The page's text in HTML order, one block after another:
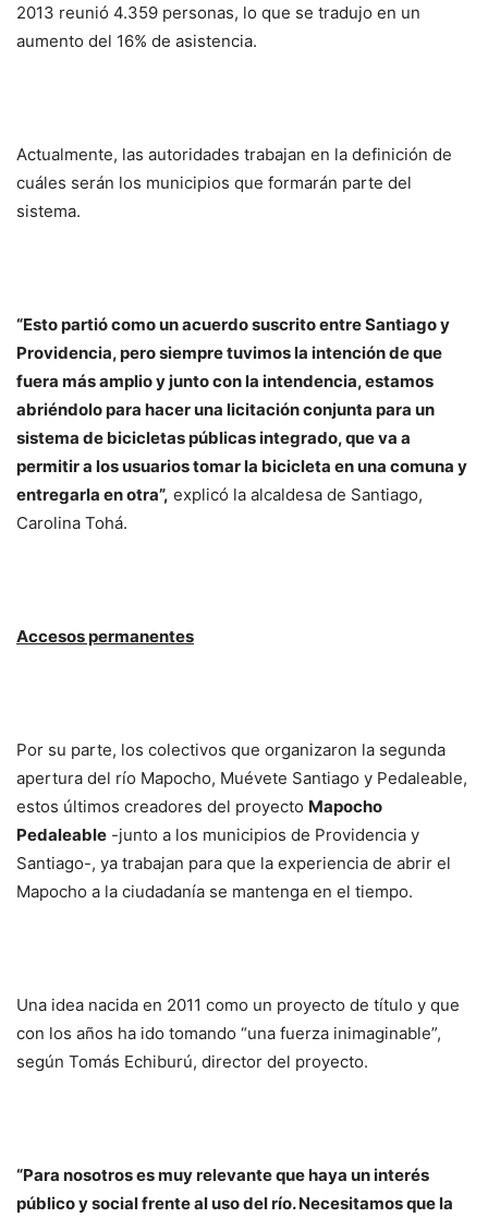
2013 reunió 4.359 personas, lo que se tradujo en un
aumento del 16% de asistencia.
Actualmente, las autoridades trabajan en la definición de
cuáles serán los municipios que formarán parte del
sistema.
“Esto partió como un acuerdo suscrito entre Santiago y
Providencia, pero siempre tuvimos la intención de que
fuera más amplio y junto con la intendencia, estamos
abriéndolo para hacer una licitación conjunta para un
sistema de bicicletas públicas integrado, que va a
permitir a los usuarios tomar la bicicleta en una comuna y
entregarla en otra”, explicó la alcaldesa de Santiago,
Carolina Tohá.
Accesos permanentes
Por su parte, los colectivos que organizaron la segunda
apertura del río Mapocho, Muévete Santiago y Pedaleable,
estos últimos creadores del proyecto Mapocho
Pedaleable -junto a los municipios de Providencia y
Santiago-, ya trabajan para que la experiencia de abrir el
Mapocho a la ciudadanía se mantenga en el tiempo.
Una idea nacida en 2011 como un proyecto de título y que
con los años ha ido tomando “una fuerza inimaginable”,
según Tomás Echiburú, director del proyecto.
“Para nosotros es muy relevante que haya un interés
público y social frente al uso del río. Necesitamos que la